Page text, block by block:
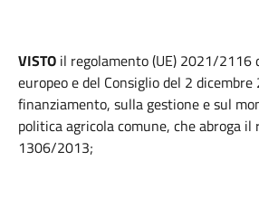
VISTO il regolamento (UE) 2021/2116
europeo e del Consiglio del 2
finanziamento, sulla gestione e sul
politica agricola comune, che abroga il
1306/2013;